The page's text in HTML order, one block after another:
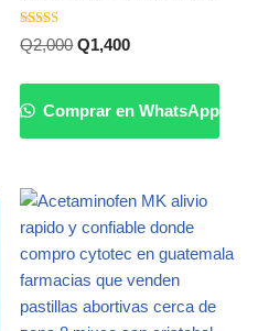
Valorado
con
Q2,000 Q1,400
Comprar en WhatsApp